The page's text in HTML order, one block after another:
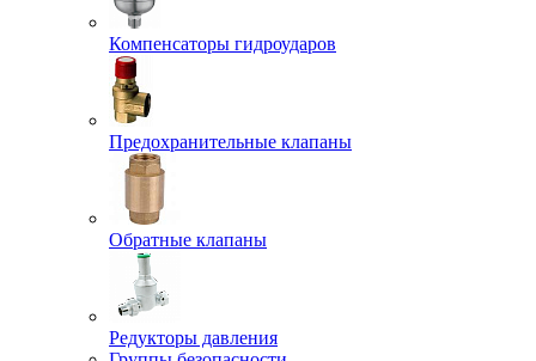
Компенсаторы гидроударов
Предохранительные клапаны
Обратные клапаны
Редукторы давления